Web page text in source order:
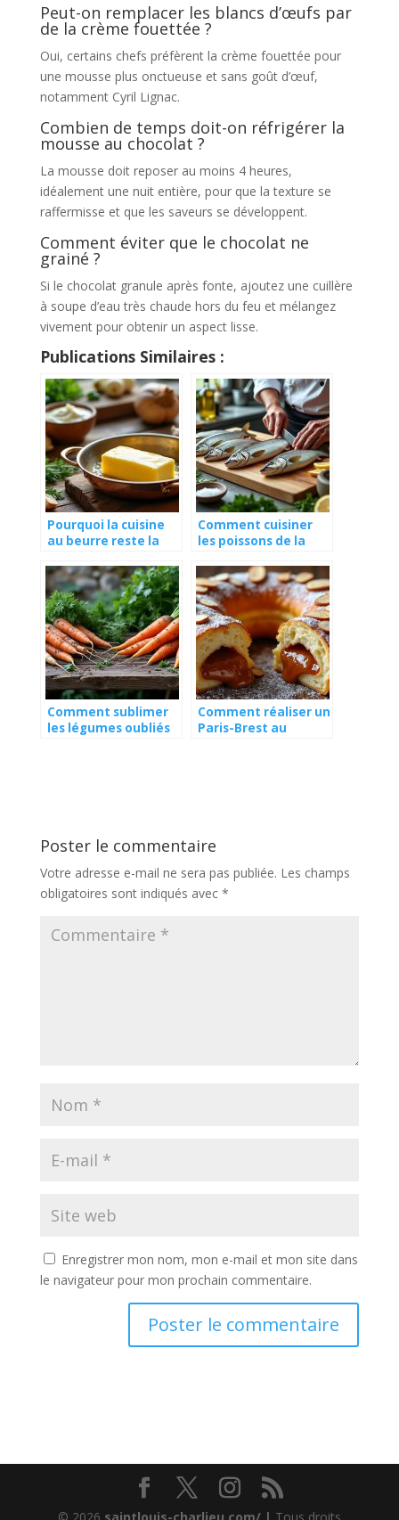
Peut-on remplacer les blancs d’œufs par
de la crème fouettée ?
Oui, certains chefs préfèrent la crème fouettée pour
une mousse plus onctueuse et sans goût d’œuf,
notamment Cyril Lignac.
Combien de temps doit-on réfrigérer la
mousse au chocolat ?
La mousse doit reposer au moins 4 heures,
idéalement une nuit entière, pour que la texture se
raffermisse et que les saveurs se développent.
Comment éviter que le chocolat ne
grainé ?
Si le chocolat granule après fonte, ajoutez une cuillère
à soupe d’eau très chaude hors du feu et mélangez
vivement pour obtenir un aspect lisse.
Publications Similaires :
Pourquoi la cuisine
au beurre reste la
gastronomie
française ?
Comment cuisiner
les poissons de la
?
Comment sublimer
les légumes oubliés
Comment réaliser un
Paris-Brest au
Poster le commentaire
Votre adresse e-mail ne sera pas publiée. Les champs
obligatoires sont indiqués avec *
Enregistrer mon nom, mon e-mail et mon site dans
le navigateur pour mon prochain commentaire.
© 2026 saintlouis-charlieu.com/ | Tous droits